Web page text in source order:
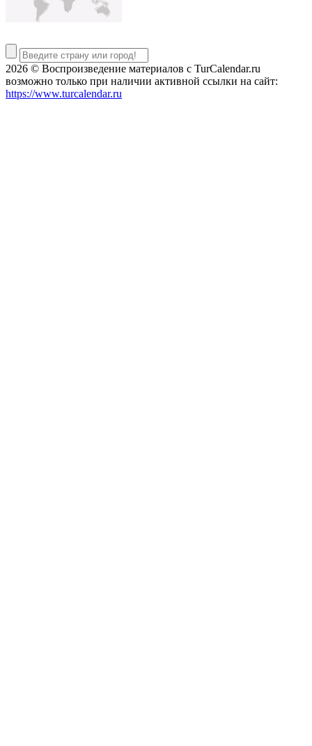
2026 © Воспроизведение материалов c TurCalendar.ru
возможно только при наличии активной ссылки на сайт:
https://www.turcalendar.ru